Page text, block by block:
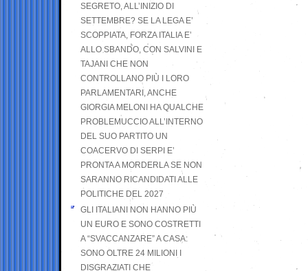
SEGRETO, ALL’INIZIO DI
SETTEMBRE? SE LA LEGA E’
SCOPPIATA, FORZA ITALIA E’
ALLO SBANDO, CON SALVINI E
TAJANI CHE NON
CONTROLLANO PIÙ I LORO
PARLAMENTARI, ANCHE
GIORGIA MELONI HA QUALCHE
PROBLEMUCCIO ALL’INTERNO
DEL SUO PARTITO UN
COACERVO DI SERPI E’
PRONTA A MORDERLA SE NON
SARANNO RICANDIDATI ALLE
POLITICHE DEL 2027
GLI ITALIANI NON HANNO PIÙ
UN EURO E SONO COSTRETTI
A “SVACCANZARE” A CASA:
SONO OLTRE 24 MILIONI I
DISGRAZIATI CHE